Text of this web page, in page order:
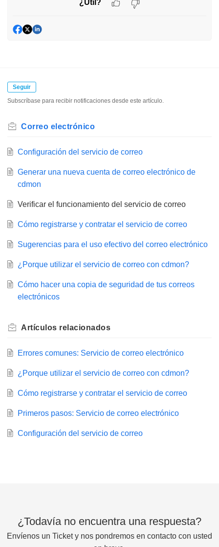
¿Útil?
Seguir
Subscríbase para recibir notificaciones desde este artículo.
Correo electrónico
Configuración del servicio de correo
Generar una nueva cuenta de correo electrónico de
cdmon
Verificar el funcionamiento del servicio de correo
Cómo registrarse y contratar el servicio de correo
Sugerencias para el uso efectivo del correo electrónico
¿Porque utilizar el servicio de correo con cdmon?
Cómo hacer una copia de seguridad de tus correos
electrónicos
Artículos relacionados
Errores comunes: Servicio de correo electrónico
¿Porque utilizar el servicio de correo con cdmon?
Cómo registrarse y contratar el servicio de correo
Primeros pasos: Servicio de correo electrónico
Configuración del servicio de correo
¿Todavía no encuentra una respuesta?
Envíenos un Ticket y nos pondremos en contacto con usted